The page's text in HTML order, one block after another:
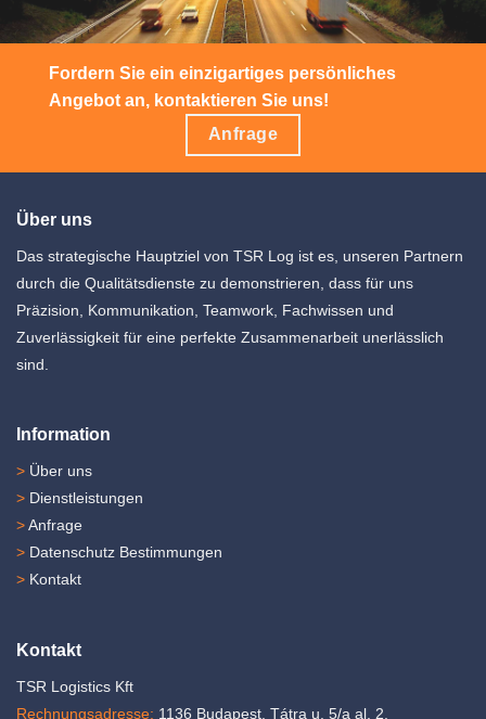
Fordern Sie ein einzigartiges persönliches
Angebot an, kontaktieren Sie uns!
Anfrage
Über uns
Das strategische Hauptziel von TSR Log ist es, unseren Partnern
durch die Qualitätsdienste zu demonstrieren, dass für uns
Präzision, Kommunikation, Teamwork, Fachwissen und
Zuverlässigkeit für eine perfekte Zusammenarbeit unerlässlich
sind.
Information
>Über uns
>Dienstleistungen
>Anfrage
>Datenschutz Bestimmungen
>Kontakt
Kontakt
TSR Logistics Kft
Rechnungsadresse: 1136 Budapest, Tátra u. 5/a al. 2.